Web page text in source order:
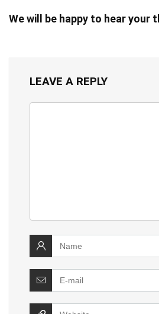
We will be happy to hear your
LEAVE A REPLY